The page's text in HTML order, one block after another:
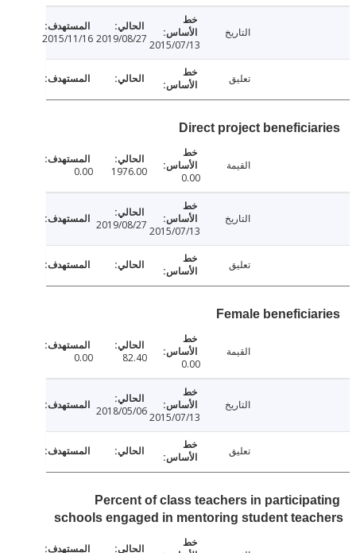
2015/07/13
2019/08/27
2015/11/16
Direct project
1976.00
0.00
2015/07/13
2019/08/27
Female
82.40
0.00
2015/07/13
2018/05/06
Percent of class teachers in
schools engaged in mentoring student